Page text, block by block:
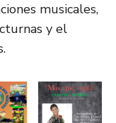
musicales,
y el